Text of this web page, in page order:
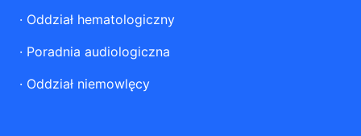
· Oddział hematologiczny
· Poradnia audiologiczna
· Oddział niemowlęcy